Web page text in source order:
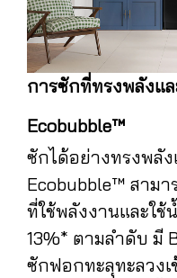
การซักที่ทรงพลังแ
Ecobubble™
ซักได้อย่างทรงพลั
Ecobubble™ สาม
ที่ใช้พลังงานและใช้
13%* ตามลำดับ มี
ซักฟอกทะลุทะลวงเ